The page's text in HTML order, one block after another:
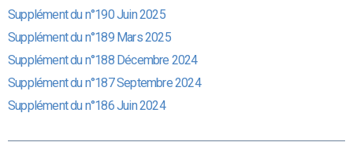
Supplément du n°190 Juin 2025
Supplément du n°189 Mars 2025
Supplément du n°188 Décembre 2024
Supplément du n°187 Septembre 2024
Supplément du n°186 Juin 2024